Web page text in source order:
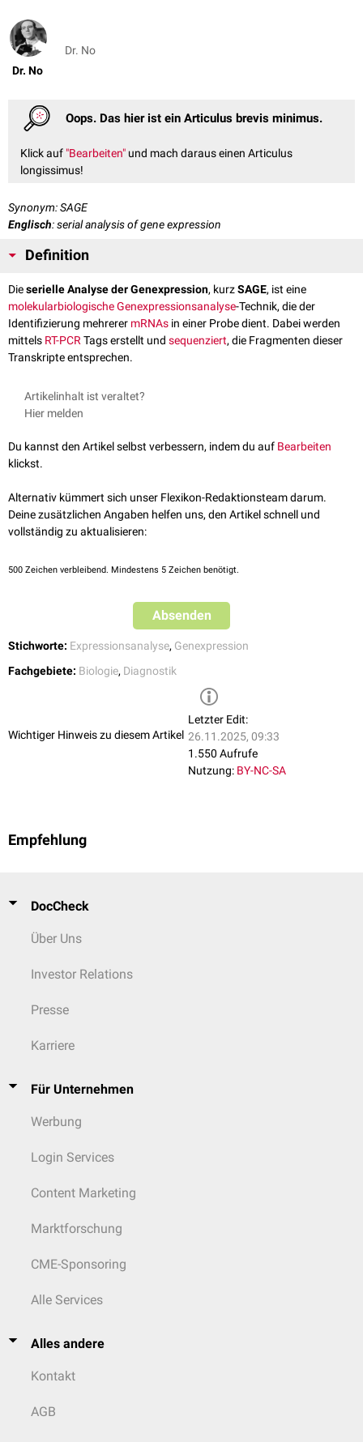
Dr. No
Dr. No
Oops. Das hier ist ein Articulus brevis minimus.
Klick auf "Bearbeiten" und mach daraus einen Articulus
longissimus!
Synonym: SAGE
Englisch: serial analysis of gene expression
Definition
Dieserielle Analyse der Genexpression, kurzSAGE, ist eine
molekularbiologischeGenexpressionsanalyse-Technik, die der
Identifizierung mehrerer mRNAs in einer Probe dient. Dabei werden
mittels RT-PCR Tags erstellt und sequenziert, die Fragmenten dieser
Transkripte entsprechen.
Artikelinhalt ist veraltet?
Hier melden
Du kannst den Artikel selbst verbessern, indem du auf Bearbeiten
klickst.
Alternativ kümmert sich unser Flexikon-Redaktionsteam darum.
Deine zusätzlichen Angaben helfen uns, den Artikel schnell und
vollständig zu aktualisieren:
500 Zeichen verbleibend. Mindestens 5 Zeichen benötigt.
Absenden
Stichworte: Expressionsanalyse, Genexpression
Fachgebiete: Biologie, Diagnostik
Wichtiger Hinweis zu diesem Artikel
Letzter Edit:
26.11.2025, 09:33
1.550 Aufrufe
Nutzung: BY-NC-SA
Empfehlung
DocCheck
Über Uns
Investor Relations
Presse
Karriere
Für Unternehmen
Werbung
Login Services
Content Marketing
Marktforschung
CME-Sponsoring
Alle Services
Alles andere
Kontakt
AGB